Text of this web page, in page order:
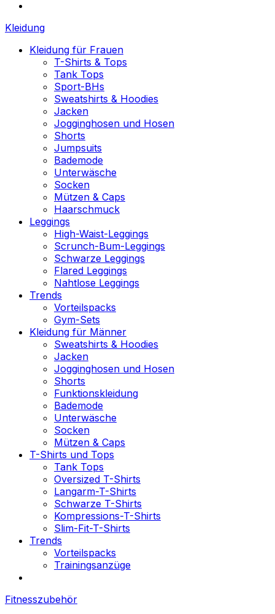
Kleidung
Kleidung für Frauen
T-Shirts & Tops
Tank Tops
Sport-BHs
Sweatshirts & Hoodies
Jacken
Jogginghosen und Hosen
Shorts
Jumpsuits
Bademode
Unterwäsche
Socken
Mützen & Caps
Haarschmuck
Leggings
High-Waist-Leggings
Scrunch-Bum-Leggings
Schwarze Leggings
Flared Leggings
Nahtlose Leggings
Trends
Vorteilspacks
Gym-Sets
Kleidung für Männer
Sweatshirts & Hoodies
Jacken
Jogginghosen und Hosen
Shorts
Funktionskleidung
Bademode
Unterwäsche
Socken
Mützen & Caps
T-Shirts und Tops
Tank Tops
Oversized T-Shirts
Langarm-T-Shirts
Schwarze T-Shirts
Kompressions-T-Shirts
Slim-Fit-T-Shirts
Trends
Vorteilspacks
Trainingsanzüge
Fitnesszubehör